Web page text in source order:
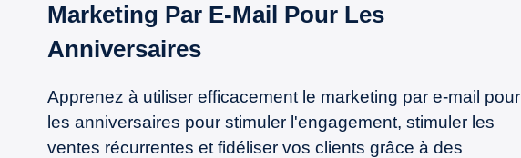
Marketing Par E-Mail Pour Les
Anniversaires
Apprenez à utiliser efficacement le marketing par e-mail pour
les anniversaires pour stimuler l'engagement, stimuler les
ventes récurrentes et fidéliser vos clients grâce à des